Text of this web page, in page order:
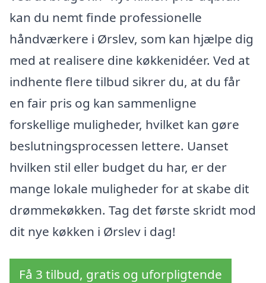
kan du nemt finde professionelle
håndværkere i Ørslev, som kan hjælpe dig
med at realisere dine køkkenidéer. Ved at
indhente flere tilbud sikrer du, at du får
en fair pris og kan sammenligne
forskellige muligheder, hvilket kan gøre
beslutningsprocessen lettere. Uanset
hvilken stil eller budget du har, er der
mange lokale muligheder for at skabe dit
drømmekøkken. Tag det første skridt mod
dit nye køkken i Ørslev i dag!
Få 3 tilbud, gratis og uforpligtende